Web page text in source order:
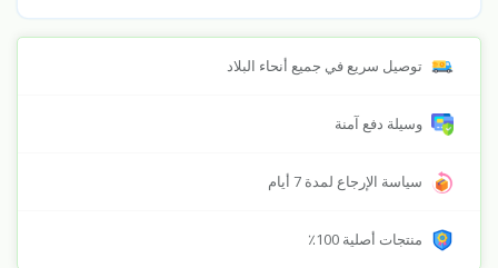
توصيل سريع في جميع أنحاء البلاد
وسيلة دفع آمنة
سياسة الإرجاع لمدة 7 أيام
منتجات أصلية 100٪